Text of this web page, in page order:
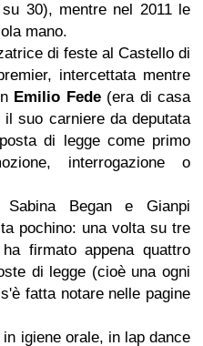
30), mentre nel 2011 le
mano.
di feste al Castello di
intercettata mentre
Emilio Fede(era di casa
suo carniere da deputata
di legge come primo
interrogazione o
Began e Gianpi
pochino: una volta su tre
firmato appena quattro
di legge (cioè una ogni
fatta notare nelle pagine
igiene orale, in lap dance